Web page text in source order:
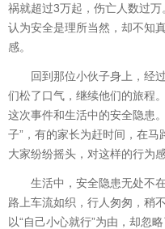
祸就超过3万起，伤亡人数过
认为安全是理所当然，却不知
感。
回到那位小伙子身上，经
们松了口气，继续他们的旅程
这次事件和生活中的安全隐患
子”，有的家长为赶时间，在马
大家纷纷摇头，对这样的行为
生活中，安全隐患无处不
路上车流如织，行人匆匆，稍
以“自己小心就行”为由，却忽